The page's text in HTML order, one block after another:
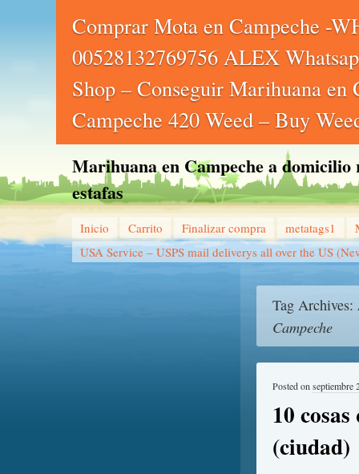
Comprar Mota en Campeche -
00528132769756 ALEX
Shop – Conseguir Marihuana en
Campeche 420 Weed – Buy
Marihuana en Campeche a
estafas
Inicio Carrito Finalizar compra metatags1
USA Service – USPS mail deliverys all over the US
Tag Archives:
Campeche
10
(ciudad)
Posted on septiembre